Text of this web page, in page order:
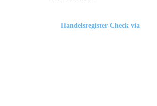
Handelsregister-Check via